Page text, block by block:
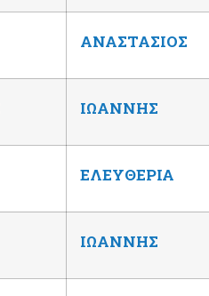
ΑΝΑΣΤΑΣΙΟΣ
ΙΩΑΝΝΗΣ
ΕΛΕΥΘΕΡΙΑ
ΙΩΑΝΝΗΣ